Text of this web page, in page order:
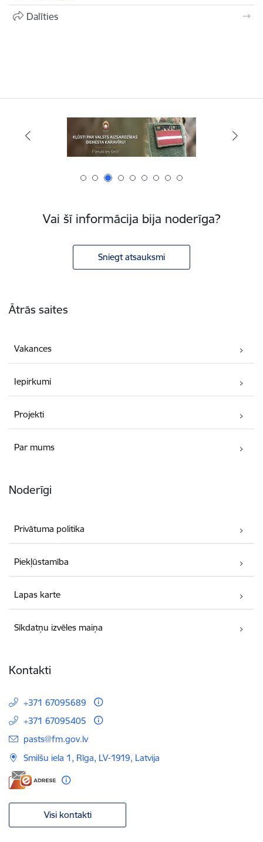
Dalīties
Vai šī informācija bija noderīga?
Sniegt atsauksmi
Ātrās saites
Vakances
Iepirkumi
Projekti
Par mums
Noderīgi
Privātuma politika
Piekļūstamība
Lapas karte
Sīkdatņu izvēles maiņa
Kontakti
+371 67095689
+371 67095405
E-pasts:
pasts@fm.gov.lv
Smilšu iela 1, Rīga, LV-1919, Latvija
Visi kontakti